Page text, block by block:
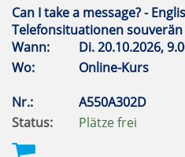
Can I take a message? -
Telefonsituationen
Wann:
Di.20.10.2026,
Wo:
Online-Kurs
Nr.:
A550A302D
Status:
Plätze frei